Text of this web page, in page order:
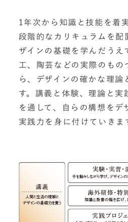
1年次から知識と技能を着
段階的なカリキュラムを配
ザインの基礎を学んだうえ
工、陶芸などの実際のもの
ら、デザインの確かな理論
す。講義と体験、理論と実
を通して、自らの構想をデ
実践力を身に付けていきま